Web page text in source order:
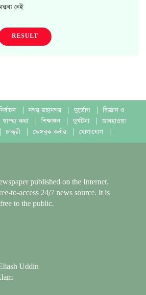
নেই
RESULT
নগর-মহানগর দুর্ভোগ
বিজ্ঞান ও
স্বাস্হ্য কথা শিক্ষাঙ্গন দুর্ঘটনা
আবহাওয়া
চাকুরী ফেসবুক কর্নার যোগাযোগ
published on the Internet.
to-access 24/7 news source. It is
to the public.
Uddin